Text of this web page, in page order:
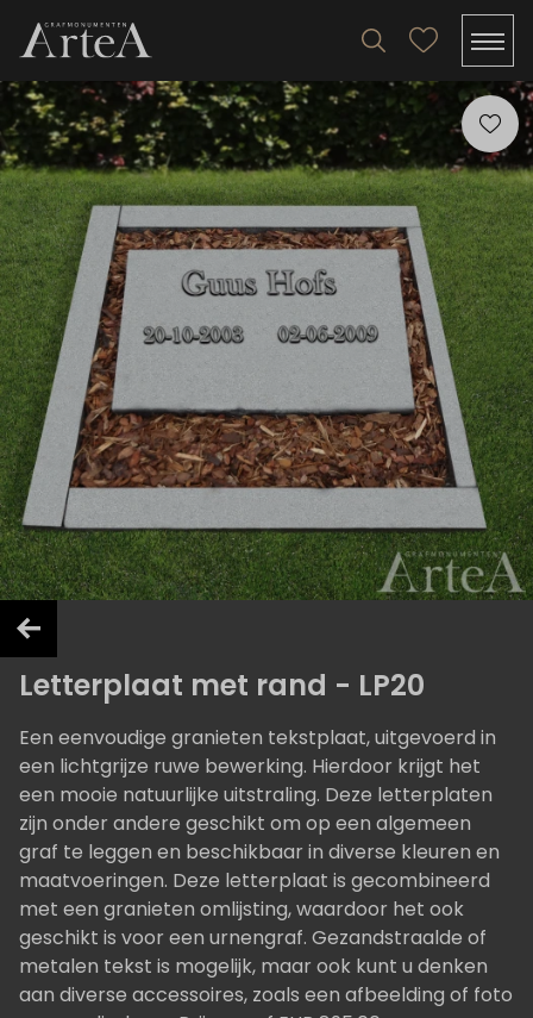
Letterplaat met rand - LP20
Een eenvoudige granieten tekstplaat, uitgevoerd in
een lichtgrijze ruwe bewerking. Hierdoor krijgt het
een mooie natuurlijke uitstraling. Deze letterplaten
zijn onder andere geschikt om op een algemeen
graf te leggen en beschikbaar in diverse kleuren en
maatvoeringen. Deze letterplaat is gecombineerd
met een granieten omlijsting, waardoor het ook
geschikt is voor een urnengraf. Gezandstraalde of
metalen tekst is mogelijk, maar ook kunt u denken
aan diverse accessoires, zoals een afbeelding of foto